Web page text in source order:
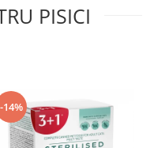
PISICI
-14%